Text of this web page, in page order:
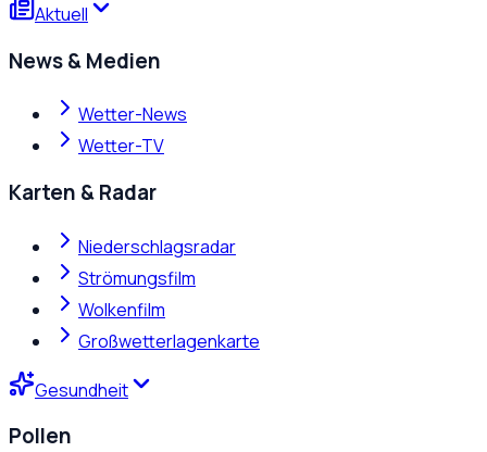
Aktuell
News & Medien
Wetter-News
Wetter-TV
Karten & Radar
Niederschlagsradar
Strömungsfilm
Wolkenfilm
Großwetterlagenkarte
Gesundheit
Pollen